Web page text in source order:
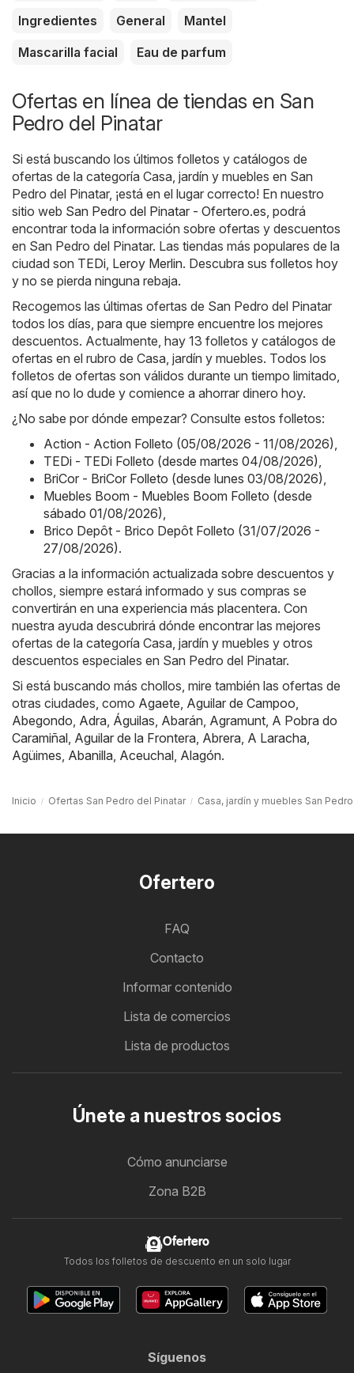
Ingredientes
General
Mantel
Mascarilla facial
Eau de parfum
Ofertas en línea de tiendas en San
Pedro del Pinatar
Si está buscando los últimos folletos y catálogos de
ofertas de la categoría Casa, jardín y muebles en San
Pedro del Pinatar, ¡está en el lugar correcto! En nuestro
sitio web San Pedro del Pinatar - Ofertero.es , podrá
encontrar toda la información sobre ofertas y descuentos
en San Pedro del Pinatar. Las tiendas más populares de la
ciudad son TEDi Leroy Merlin. Descubra sus folletos hoy
y no se pierda ninguna rebaja.
Recogemos las últimas ofertas de San Pedro del Pinatar
todos los días, para que siempre encuentre los mejores
descuentos. Actualmente, hay 13 folletos y catálogos de
ofertas en el rubro de Casa, jardín y muebles. Todos los
folletos de ofertas son válidos durante un tiempo limitado,
así que no lo dude y comience a ahorrar dinero hoy.
¿No sabe por dónde empezar? Consulte estos folletos:
Action - Action Folleto (05/08/2026 - 11/08/2026)
TEDi - TEDi Folleto (desde martes 04/08/2026)
BriCor - BriCor Folleto (desde lunes 03/08/2026)
Muebles Boom - Muebles Boom Folleto (desde
sábado 01/08/2026)
Brico Depôt - Brico Depôt Folleto (31/07/2026 -
27/08/2026).
Gracias a la información actualizada sobre descuentos y
chollos, siempre estará informado y sus compras se
convertirán en una experiencia más placentera. Con
nuestra ayuda descubrirá dónde encontrar las mejores
ofertas de la categoría Casa, jardín y muebles y otros
descuentos especiales en San Pedro del Pinatar.
Si está buscando más chollos, mire también las ofertas de
otras ciudades, como Agaete Aguilar de Campoo
Abegondo Adra Águilas Abarán Agramunt A Pobra do
Caramiñal Aguilar de la Frontera Abrera A Laracha
Agüimes Abanilla Aceuchal Alagón.
Inicio Ofertas San Pedro del Pinatar Casa, jardín y muebles San
Ofertero
FAQ
Contacto
Informar contenido
Lista de comercios
Lista de productos
Únete a nuestros socios
Cómo anunciarse
Zona B2B
Ofertero
Todos los folletos de descuento en un solo lugar
Síguenos